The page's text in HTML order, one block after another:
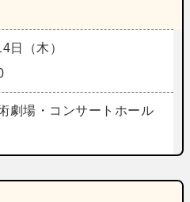
日（木）
劇場・コンサートホール